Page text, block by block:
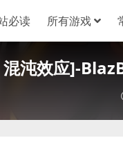
必读 所有游戏
混沌效应]-